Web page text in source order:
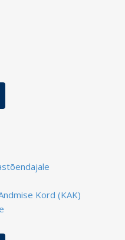
Kord (KAK)